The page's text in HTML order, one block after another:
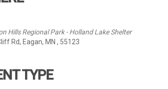
iCalendar
Hills Regional Park - Holland Lake Shelter
Rd, Eagan, MN , 55123
TYPE